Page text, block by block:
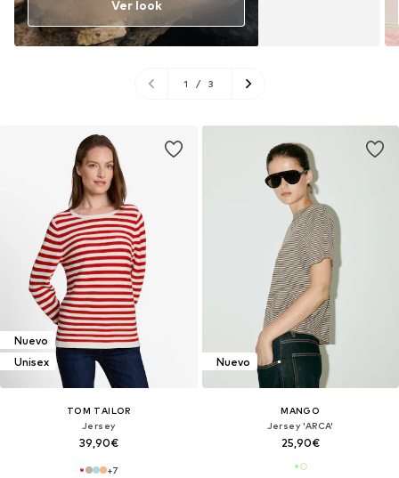
Ver look
1 / 3
Nuevo
Unisex
TOM TAILOR
Jersey
39,90€
+7
Nuevo
MANGO
Jersey 'ARCA'
25,90€